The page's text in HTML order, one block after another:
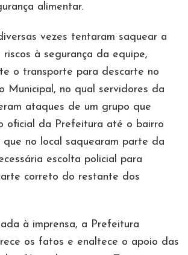
alimentar.
vezes tentaram saquear a
à segurança da equipe,
o transporte para descarte no
Municipal, no qual servidores da
ataques de um grupo que
oficial da Prefeitura até o bairro
que no local saquearam parte da
escolta policial para
correto do restante dos
à imprensa, a Prefeitura
os fatos e enaltece o apoio das